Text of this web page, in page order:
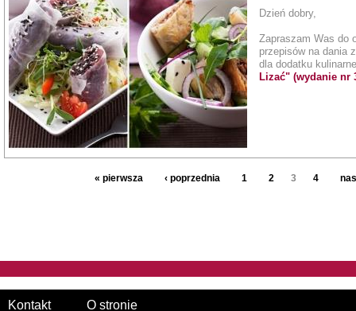
Dzień dobry,
Zapraszam Was do
przepisów na dania
dla dodatku
Lizać" (wydanie nr
« pierwsza ‹ poprzednia 1 2 3 4
Kontakt O stronie